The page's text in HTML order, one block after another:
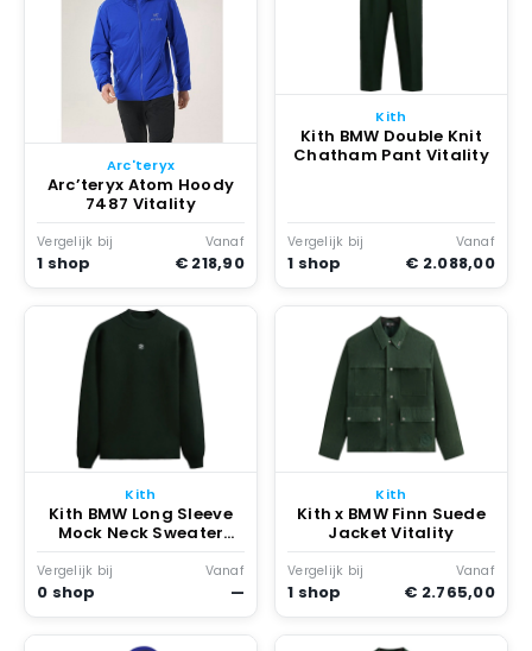
Arc'teryx
Arc’teryx Atom Hoody
7487 Vitality
Vergelijk bij
1 shop
Vanaf
€ 218,90
Kith
Kith BMW Double Knit
Chatham Pant Vitality
Vergelijk bij
1 shop
Vanaf
€ 2.088,00
Kith
Kith BMW Long Sleeve
Mock Neck Sweater
Vitality
Vergelijk bij
0 shop
Vanaf
—
Kith
Kith x BMW Finn Suede
Jacket Vitality
Vergelijk bij
1 shop
Vanaf
€ 2.765,00